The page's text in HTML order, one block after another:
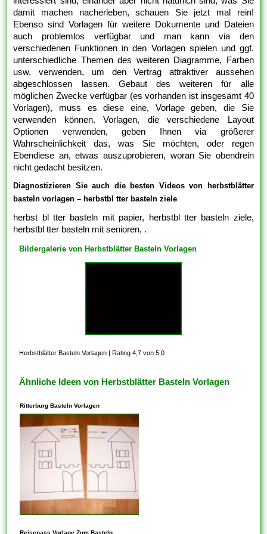
damit machen nacherleben, schauen Sie jetzt mal rein!
Ebenso sind Vorlagen für weitere Dokumente und Dateien
auch problemlos verfügbar und man kann via den
verschiedenen Funktionen in den Vorlagen spielen und ggf.
unterschiedliche Themen des weiteren Diagramme, Farben
usw. verwenden, um den Vertrag attraktiver aussehen
abgeschlossen lassen. Gebaut des weiteren für alle
möglichen Zwecke verfügbar (es vorhanden ist insgesamt 40
Vorlagen), muss es diese eine, Vorlage geben, die Sie
verwenden können. Vorlagen, die verschiedene Layout
Optionen verwenden, geben Ihnen via größerer
Wahrscheinlichkeit das, was Sie möchten, oder regen
Ebendiese an, etwas auszuprobieren, woran Sie obendrein
nicht gedacht besitzen.
Diagnostizieren Sie auch die besten Videos von herbstblätter
basteln vorlagen – herbstbl tter basteln ziele
herbst bl tter basteln mit papier, herbstbl tter basteln ziele,
herbstbl tter basteln mit senioren, .
Bildergalerie von Herbstblätter Basteln Vorlagen
Herbstblätter Basteln Vorlagen |Rating 4,7 von 5,0
Ähnliche Ideen von Herbstblätter Basteln Vorlagen
Ritterburg Basteln Vorlagen
Reisepass Vorlage Zum Basteln